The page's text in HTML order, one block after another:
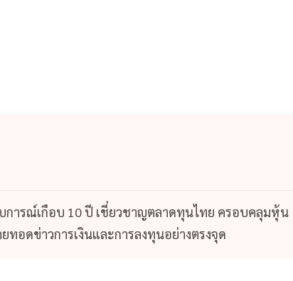
การณ์เกือบ 10 ปี เชี่ยวชาญตลาดทุนไทย ครอบคลุมหุ้น
อดข่าวการเงินและการลงทุนอย่างตรงจุด